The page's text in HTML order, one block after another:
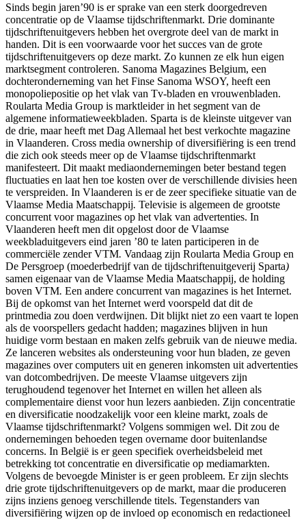
Sinds begin jaren’90 is er sprake van een sterk doorgedreven
concentratie op de Vlaamse tijdschriftenmarkt. Drie dominante
tijdschriftenuitgevers hebben het overgrote deel van de markt in
handen. Dit is een voorwaarde voor het succes van de grote
tijdschriftenuitgevers op deze markt. Zo kunnen ze elk hun eigen
marktsegment controleren. Sanoma Magazines Belgium, een
dochteronderneming van het Finse Sanoma WSOY, heeft een
monopoliepositie op het vlak van Tv-bladen en vrouwenbladen.
Roularta Media Group is marktleider in het segment van de
algemene informatieweekbladen. Sparta is de kleinste uitgever van
de drie, maar heeft met Dag Allemaal het best verkochte magazine
in Vlaanderen. Cross media ownership of diversifiëring is een trend
die zich ook steeds meer op de Vlaamse tijdschriftenmarkt
manifesteert. Dit maakt mediaondernemingen beter bestand tegen
fluctuaties en laat hen toe kosten over de verschillende divisies heen
te verspreiden. In Vlaanderen is er de zeer specifieke situatie van de
Vlaamse Media Maatschappij. Televisie is algemeen de grootste
concurrent voor magazines op het vlak van advertenties. In
Vlaanderen heeft men dit opgelost door de Vlaamse
weekbladuitgevers eind jaren ’80 te laten participeren in de
commerciële zender VTM. Vandaag zijn Roularta Media Group en
De Persgroep (moederbedrijf van de tijdschriftenuitgeverij Sparta)
samen eigenaar van de Vlaamse Media Maatschappij, de holding
boven VTM. Een andere concurrent van magazines is het Internet.
Bij de opkomst van het Internet werd voorspeld dat dit de
printmedia zou doen verdwijnen. Dit blijkt niet zo een vaart te lopen
als de voorspellers gedacht hadden; magazines blijven in hun
huidige vorm bestaan en maken zelfs gebruik van de nieuwe media.
Ze lanceren websites als ondersteuning voor hun bladen, ze geven
magazines over computers uit en generen inkomsten uit advertenties
van dotcombedrijven. De meeste Vlaamse uitgevers zijn
terughoudend tegenover het Internet en willen het alleen als
complementaire dienst voor hun lezers aanbieden. Zijn concentratie
en diversificatie noodzakelijk voor een kleine markt, zoals de
Vlaamse tijdschriftenmarkt? Volgens sommigen wel. Dit zou de
ondernemingen behoeden tegen overname door buitenlandse
concerns. In België is er geen specifiek overheidsbeleid met
betrekking tot concentratie en diversificatie op mediamarkten.
Volgens de bevoegde Minister is er geen probleem. Er zijn slechts
drie grote tijdschriftenuitgevers op de markt, maar die produceren
zijns inziens genoeg verschillende titels. Tegenstanders van
diversifiëring wijzen op de invloed op economisch en redactioneel